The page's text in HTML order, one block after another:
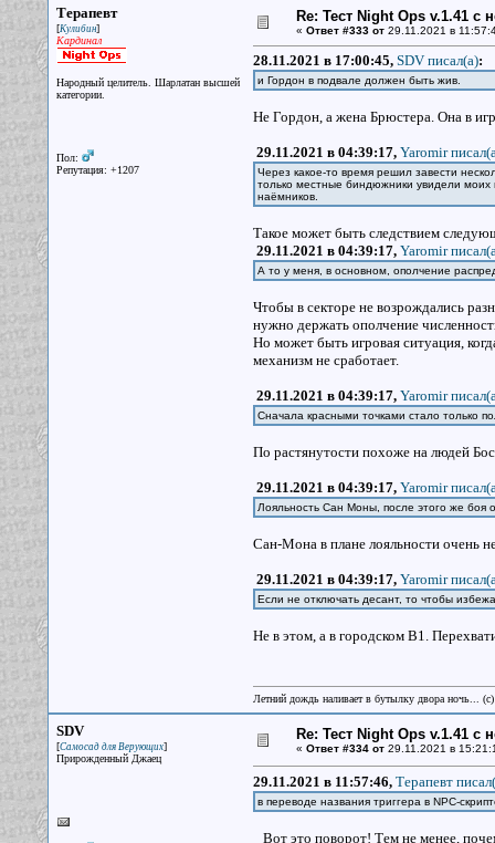
Терапевт
[Кулибин]
Кардинал
Народный целитель. Шарлатан высшей
категории.
Пол:
Репутация: +1207
Re: Тест Night Ops v.1.41 с
« Ответ #333 от29.11.2021 в
28.11.2021 в 17:00:45, SDV писал(a):
и Гордон в подвале должен быть жив.
Не Гордон, а жена Брюстера. Она в
29.11.2021 в 04:39:17, Yaromir
Через какое-то время решил завести
только местные биндюжники увидели моих
наёмников.
Такое может быть следствием
29.11.2021 в 04:39:17, Yaromir
А то у меня, в основном, ополчение
Чтобы в секторе не возрождались
нужно держать ополчение
Но может быть игровая ситуация,
механизм не сработает.
29.11.2021 в 04:39:17, Yaromir
Сначала красными точками стало только
По растянутости похоже на людей
29.11.2021 в 04:39:17, Yaromir
Лояльность Сан Моны, после этого же боя
Сан-Мона в плане лояльности очень
29.11.2021 в 04:39:17, Yaromir
Если не отключать десант, то чтобы
Не в этом, а в городском В1.
Летний дождь наливает в бутылку двора ночь...
SDV
[Самосад для Верующих]
Прирожденный Джаец
Re: Тест Night Ops v.1.41 с
« Ответ #334 от29.11.2021 в
29.11.2021 в 11:57:46, Терапевт
в переводе названия триггера в NPC-
Вот это поворот! Тем не менее,